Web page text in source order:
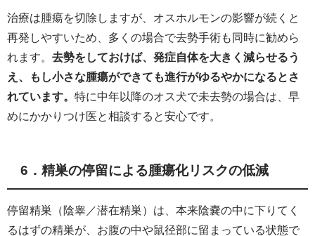
治療は腫瘍を切除しますが、オスホルモンの影響が続くと
再発しやすいため、多くの場合で去勢手術も同時に勧めら
れます。 去勢をしておけば、発症自体を大きく減らせるう
え、もし小さな腫瘍ができても進行がゆるやかになるとさ
れています。 特に中年以降のオス犬で未去勢の場合は、早
めにかかりつけ医と相談すると安心です。
6．精巣の停留による腫瘍化リスクの低減
停留精巣（陰睾／潜在精巣）は、本来陰嚢の中に下りてく
るはずの精巣が、お腹の中や鼠径部に留まっている状態で